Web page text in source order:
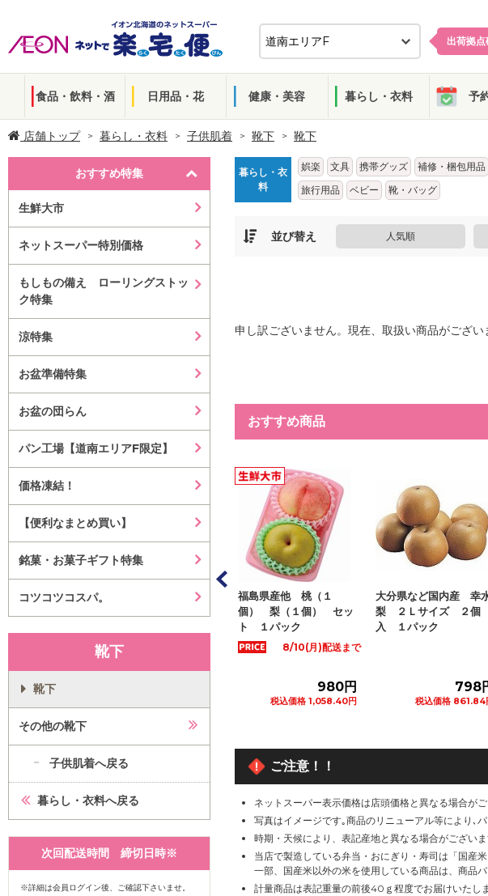
出荷拠点
食品・飲料・酒 日用品・花 健康・美容 暮らし・衣料 予
店舗トップ 暮らし・衣料 子供肌着 靴下 靴下
おすすめ特集
生鮮大市
ネットスーパー特別価格
もしもの備え ローリングストッ
ク特集
涼特集
お盆準備特集
お盆の団らん
パン工場【道南エリアF限定】
価格凍結！
【便利なまとめ買い】
銘菓・お菓子ギフト特集
コツコツコスパ。
靴下
靴下
その他の靴下
子供肌着へ戻る
暮らし・衣料へ戻る
次回配送時間 締切日時※
※詳細は会員ログイン後、ご確認下さいませ。
暮らし・衣
料
娯楽 文具 携帯グッズ 補修・梱包用品
旅行用品
ベビー 靴・バッグ
並び替え 人気順
申し訳ございません。現在、取扱い商品がござい
おすすめ商品
も（大
1,080円
カートに追加
山梨県など国内産 春日
カートに追加
福島県産他 桃（１
個） 梨（１個） セッ
ト １パック
8/10(月)配送まで
980円
税込価格 1,058.40円
大分県など国内産 幸水
梨 ２Ｌサイズ ２個
入 １パック
798円
税込価格 861.84円
ご注意！！
ネットスーパー表示価格は店頭価格と異なる場合が
写真はイメージです｡商品のリニューアル等により､
時期・天候により、表記産地と異なる場合がございま
当店で製造している弁当・おにぎり・寿司は「国産米
一部、国産米以外の米を使用している商品は、商品
計量商品は表記重量の前後40ｇ程度でお届けいたしま